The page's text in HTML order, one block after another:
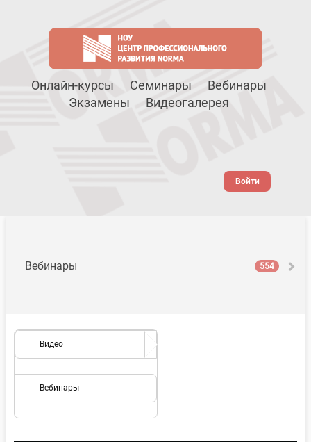
Онлайн-курсы Семинары
Вебинары
Экзамены
Видеогалерея
Войти
Вебинары 554
Видео
Вебинары